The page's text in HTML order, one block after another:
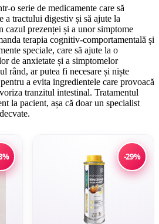
o serie de medicamente care să
a tractului digestiv și să ajute la
cazul prezenței și a unor simptome
terapia cognitiv-comportamentală și
speciale, care să ajute la o
de anxietate și a simptomelor
rând, ar putea fi necesare și niște
a evita ingredientele care provoacă
tranzitul intestinal. Tratamentul
la pacient, așa că doar un specialist
-29%